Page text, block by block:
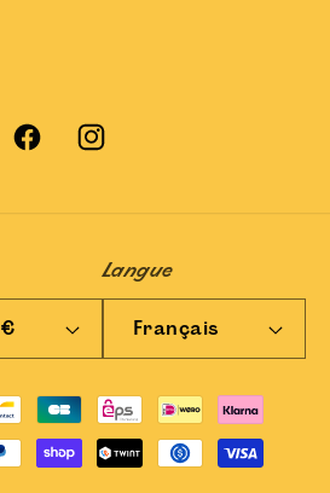
FacebookInstagram
France | EUR €
Langue
Français